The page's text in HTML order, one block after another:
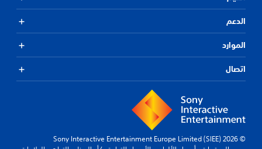
الدعم
الموارد
اتصال
© 2026 Sony Interactive Entertainment Europe Limited (SIEE)